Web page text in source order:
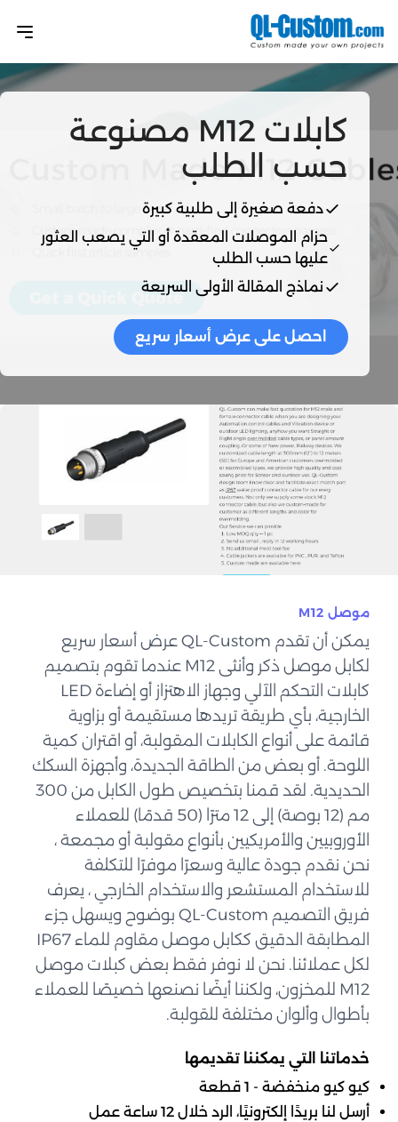
كابلات M12 مصنوعة
حسب الطلب
دفعة صغيرة إلى طلبية كبيرة
حزام الموصلات المعقدة أو التي يصعب العثور
عليها حسب الطلب
نماذج المقالة الأولى السريعة
احصل على عرض أسعار سريع
موصل M12
يمكن أن تقدم QL-Custom عرض أسعار سريع
لكابل موصل ذكر وأنثى M12 عندما تقوم بتصميم
كابلات التحكم الآلي وجهاز الاهتزاز أو إضاءة LED
الخارجية، بأي طريقة تريدها مستقيمة أو بزاوية
قائمة على أنواع الكابلات المقولبة، أو اقتران كمية
اللوحة. أو بعض من الطاقة الجديدة، وأجهزة السكك
الحديدية. لقد قمنا بتخصيص طول الكابل من 300
مم (12 بوصة) إلى 12 مترًا (50 قدمًا) للعملاء
الأوروبيين والأمريكيين بأنواع مقولبة أو مجمعة ،
نحن نقدم جودة عالية وسعرًا موفرًا للتكلفة
للاستخدام المستشعر والاستخدام الخارجي ، يعرف
فريق التصميم QL-Custom بوضوح ويسهل جزء
المطابقة الدقيق ككابل موصل مقاوم للماء IP67
لكل عملائنا. نحن لا نوفر فقط بعض كبلات موصل
M12 للمخزون، ولكننا أيضًا نصنعها خصيصًا للعملاء
بأطوال وألوان مختلفة للقولبة.
خدماتنا التي يمكننا تقديمها
كيو كيو منخفضة - 1 قطعة
أرسل لنا بريدًا إلكترونيًا، الرد خلال 12 ساعة عمل